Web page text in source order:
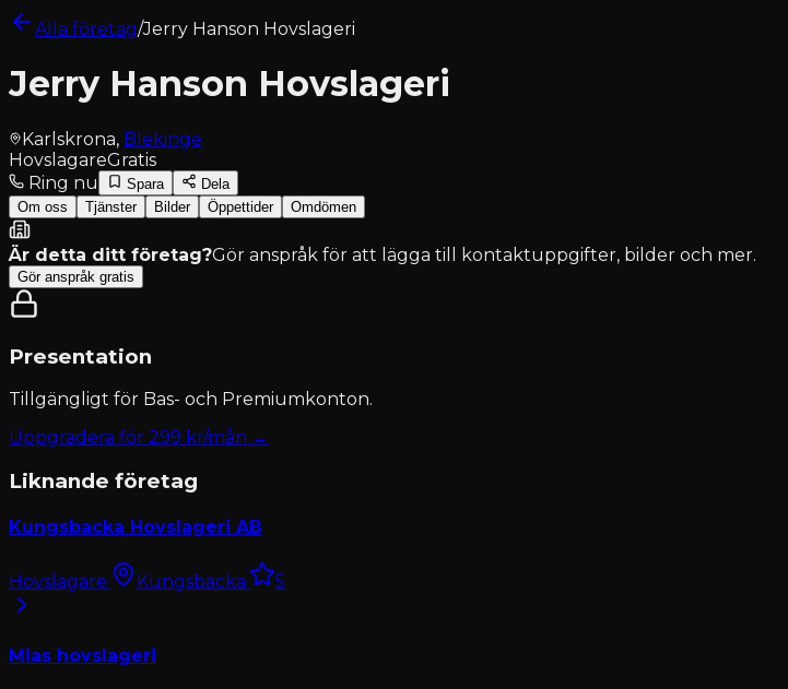
Alla företag/Jerry Hanson Hovslageri
Jerry Hanson Hovslageri
Karlskrona, Blekinge
HovslagareGratis
Ring nu
Spara
Dela
Om oss
Tjänster Bilder Öppettider Omdömen
Är detta ditt företag?Gör anspråk för att lägga till kontaktuppgifter, bilder och mer.
Gör anspråk gratis
Presentation
Tillgängligt för Bas- och Premiumkonton.
Uppgradera för 299 kr/mån →
Liknande företag
Kungsbacka Hovslageri AB
Hovslagare· Kungsbacka· 5
Mias hovslageri